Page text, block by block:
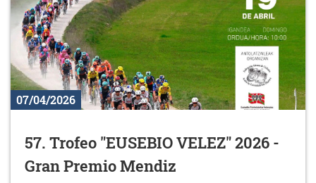
07/04/2026
57. Trofeo "EUSEBIO VELEZ" 2026 -
Gran Premio Mendiz